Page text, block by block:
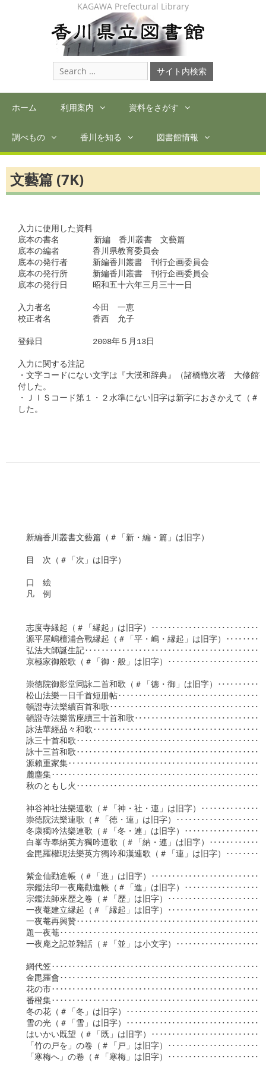
KAGAWA Prefectural Library
Search
for:
ホーム 利用案内 資料をさがす
調べもの 香川を知る 図書館情報
文藝篇 (7K)
入力に使用した資料
底本の書名　　　  新編　香川叢書　文藝篇
底本の編者　　　　香川県教育委員会
底本の発行者　　　新編香川叢書　刊行企画委員会
底本の発行所　　　新編香川叢書　刊行企画委員会
底本の発行日　　　昭和五十六年三月三十一日
入力者名　　　　　今田　一恵
校正者名　　　　　香西　允子
登録日　　　　　　2008年５月13日
入力に関する注記
・文字コードにない文字は『大漢和辞典』（諸橋轍次著　大修館
付した。
・ＪＩＳコード第１・２水準にない旧字は新字におきかえて（＃
した。
新編香川叢書文藝篇（＃「新・編・篇」は旧字）
目　次（＃「次」は旧字）
口　絵
凡　例
志度寺縁起（＃「縁起」は旧字）
源平屋嶋檀浦合戰縁起（＃「平・嶋・縁起」は旧字
弘法大師誕生記
京極家御般歌（＃「御・般」は旧字）
崇徳院御影堂同詠二首和歌（＃「徳・御」は旧字）
松山法樂一日千首短册帖
頓證寺法樂續百首和歌
頓證寺法樂當座續三十首和歌
詠法華經品々和歌
詠三十首和歌
詠十三首和歌
源賴重家集
麓塵集
秋のともし火
神谷神社法樂連歌（＃「神・社・連」は旧字）
崇徳院法樂連歌（＃「徳・連」は旧字）
冬康獨吟法樂連歌（＃「冬・連」は旧字）
白峯寺奉納英方獨吟連歌（＃「納・連」は旧字）
金毘羅權現法樂英方獨吟和漢連歌（＃「連」は旧字）
紫金仙勸進帳（＃「進」は旧字）
宗鑑法印一夜庵勸進帳（＃「進」は旧字）
宗鑑法師來歴之卷（＃「歴」は旧字）
一夜菴建立縁起（＃「縁起」は旧字）
一夜菴再興贊
題一夜菴
一夜庵之記並雜話（＃「並」は小文字）
網代笠
金毘羅會
花の市
番橙集
冬の花（＃「冬」は旧字）
雪の光（＃「雪」は旧字）
はいかい既望（＃「既」は旧字）
「竹の戸を」の卷（＃「戸」は旧字）
「寒梅へ」の卷（＃「寒梅」は旧字）